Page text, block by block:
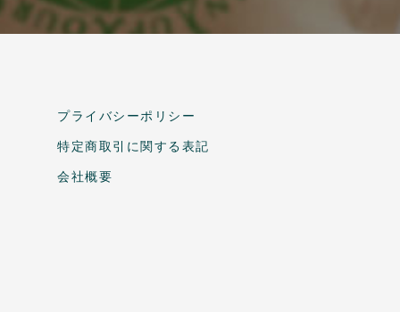
プライバシーポリシー
特定商取引に関する表記
会社概要